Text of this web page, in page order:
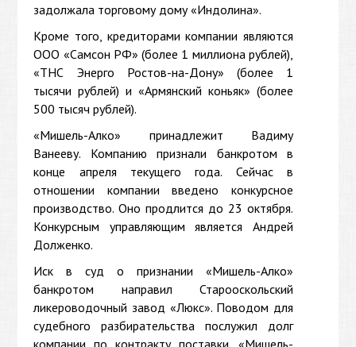
задолжала торговому дому «Индолина».
Кроме того, кредиторами компании являются
ООО «Самсон РФ» (более 1 миллиона рублей),
«ТНС Энерго Ростов-на-Дону» (более 1
тысячи рублей) и «Армянский коньяк» (более
500 тысяч рублей).
«Мишель-Алко» принадлежит Вадиму
Ванееву. Компанию признали банкротом в
конце апреля текущего года. Сейчас в
отношении компании введено конкурсное
производство. Оно продлится до 23 октября.
Конкурсным управляющим является Андрей
Долженко.
Иск в суд о признании «Мишель-Алко»
банкротом направил Старооскольский
ликероводочный завод «Люкс». Поводом для
судебного разбирательства послужил долг
компании по контракту поставки. «Мишель-